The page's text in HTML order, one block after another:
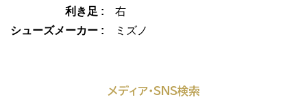
利き足 :
右
シューズメーカー :
ミズノ
メディア・SNS検索